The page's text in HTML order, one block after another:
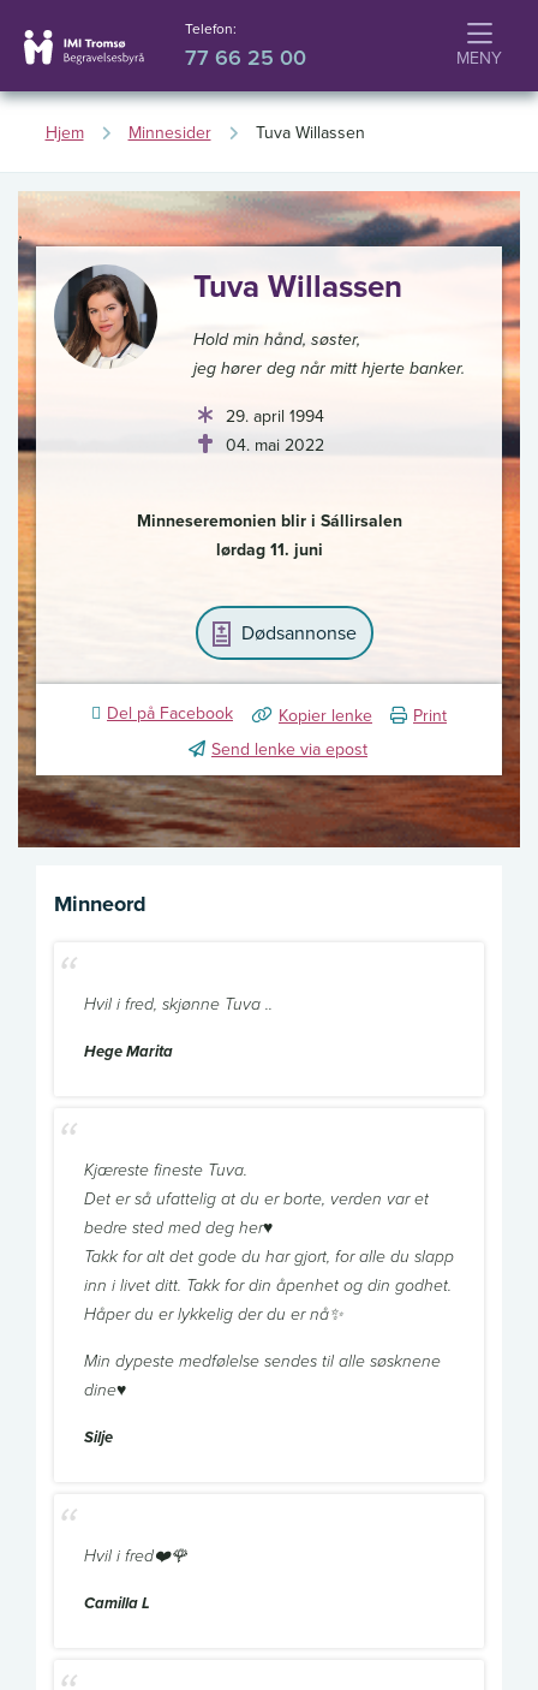
Telefon:
77 66 25 00
Hjem Minnesider Tuva Willassen
,
Tuva Willassen
Hold min hånd, søster,
jeg hører deg når mitt hjerte banker.
29. april 1994
04. mai 2022
Minneseremonien blir i Sállirsalen
lørdag 11. juni
Dødsannonse
Del på Facebook Kopier lenke
Print
Send lenke via epost
Minneord
Hvil i fred, skjønne Tuva ..
Hege Marita
Kjæreste fineste Tuva.
Det er så ufattelig at du er borte, verden var et
bedre sted med deg her♥️
Takk for alt det gode du har gjort, for alle du slapp
inn i livet ditt. Takk for din åpenhet og din godhet.
Håper du er lykkelig der du er nå✨
Min dypeste medfølelse sendes til alle søsknene
dine♥️
Silje
Hvil i fred❤️🌹
Camilla L